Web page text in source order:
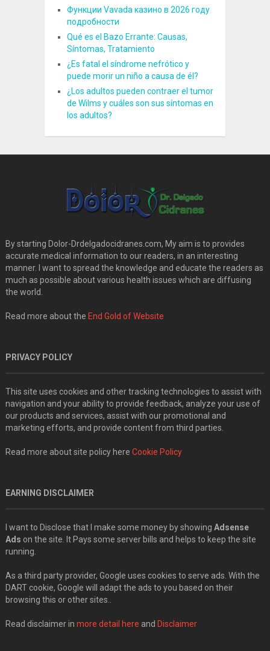
Функции Vavada казино в 2026 году
подробности
Qué es el Bazo Errante: Causas,
Síntomas, Tratamiento
¿Es fatal el síndrome nefrótico y
puede morir un niño a causa de él?
¿Los adultos pueden contraer el tumor
de Wilms y cuáles son sus síntomas en
los adultos?
By starting Dolor-Drdelgadocidranes.com, My aim is to provides
accurate medical information to our readers, in an interesting
manner. I want to spread the knowledge and educate the readers as
much as possible about various health issues which are diffusing
the world.
Read more about the End Gold of Website
PRIVACY POLICY
This site uses cookies and other tracking technologies to assist with
navigation and your ability to provide feedback, analyze your use of
our products and services, assist with our promotional and
marketing efforts, and provide content from third parties.
Read more about site policy here Cookie Policy
EARNING DISCLAIMER
I want to Disclose that I make some money by showing Adsense
Ads on the site. It Pays some server bills and helps to keep the site
running.
As a third party provider, Google uses cookies to serve ads. With the
DART cookie, Google will adapt the ads to you based on their
browsing this or other sites..
Read disclaimer in more detail here and Disclaimer